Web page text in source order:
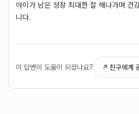
아이가 남은 성장 최대한 잘 해나가며 건
니다.
이 답변이 도움이 되셨나요? ↗ 친구에게